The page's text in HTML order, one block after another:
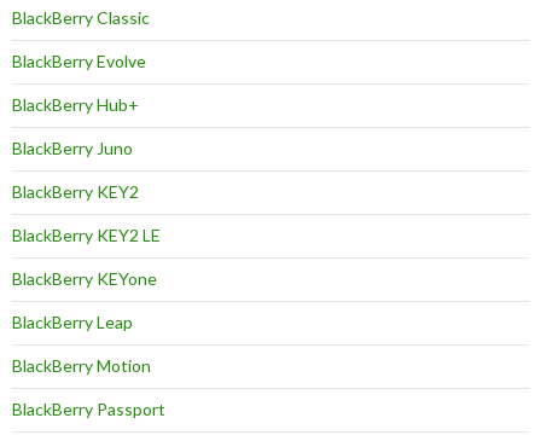
BlackBerry Classic
BlackBerry Evolve
BlackBerry Hub+
BlackBerry Juno
BlackBerry KEY2
BlackBerry KEY2 LE
BlackBerry KEYone
BlackBerry Leap
BlackBerry Motion
BlackBerry Passport